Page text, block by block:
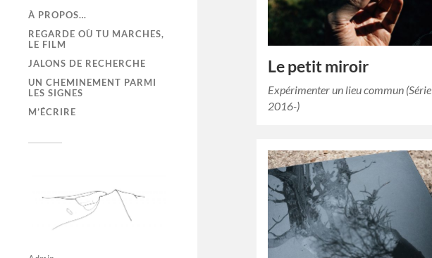
À PROPOS…
REGARDE OÙ TU MARCHES,
LE FILM
JALONS DE RECHERCHE
UN CHEMINEMENT PARMI
LES SIGNES
M’ÉCRIRE
Le petit miroir
Expérimenter un lieu commun (Série
2016-)